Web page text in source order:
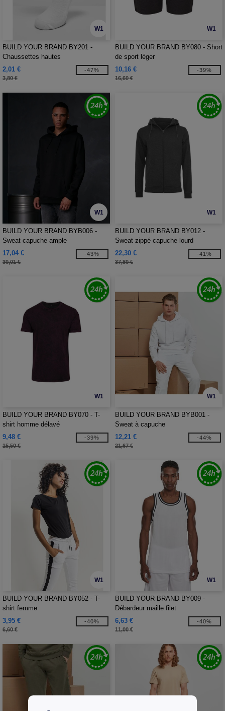
W1
BUILD YOUR BRAND BY201 -
Chaussettes hautes
2,01 €
3,80 €
-47%
W1
BUILD YOUR BRAND BY080 - Short
de sport léger
10,16 €
16,60 €
-39%
W1
BUILD YOUR BRAND BYB006 -
Sweat capuche ample
17,04 €
30,01 €
-43%
W1
BUILD YOUR BRAND BY012 -
Sweat zippé capuche lourd
22,30 €
37,80 €
-41%
W1
BUILD YOUR BRAND BY070 - T-
shirt homme délavé
9,48 €
15,50 €
-39%
W1
BUILD YOUR BRAND BYB001 -
Sweat à capuche
12,21 €
21,67 €
-44%
W1
BUILD YOUR BRAND BY052 - T-
shirt femme
3,95 €
6,60 €
-40%
W1
BUILD YOUR BRAND BY009 -
Débardeur maille filet
6,63 €
11,00 €
-40%